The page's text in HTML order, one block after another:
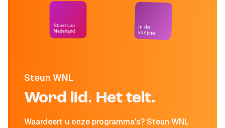
Steun WNL
Word lid. Het telt.
Waardeert u onze programma's? Steun WNL
Stand van
Nederland
In de
kantine